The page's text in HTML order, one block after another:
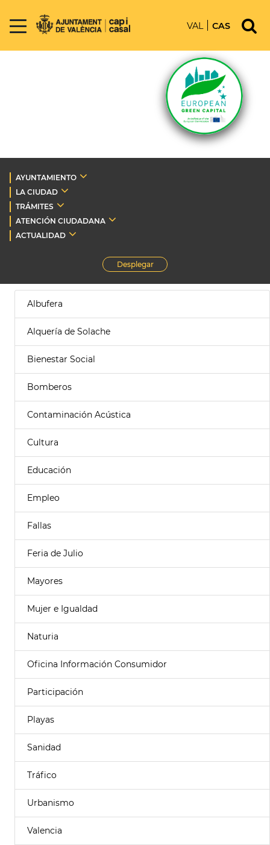
VAL CAS
AYUNTAMIENTO
LA CIUDAD
TRÁMITES
ATENCIÓN CIUDADANA
ACTUALIDAD
Desplegar
Albufera
Alquería de Solache
Bienestar Social
Bomberos
Contaminación Acústica
Cultura
Educación
Empleo
Fallas
Feria de Julio
Mayores
Mujer e Igualdad
Naturia
Oficina Información Consumidor
Participación
Playas
Sanidad
Tráfico
Urbanismo
Valencia